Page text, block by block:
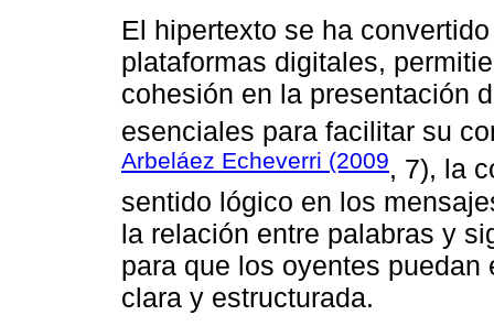
El hipertexto se ha
plataformas digitales,
cohesión en la presentación
esenciales para facilitar su
Arbeláez Echeverri (2009, 7), la
sentido lógico en los
la relación entre palabras y
para que los oyentes
clara y estructurada.